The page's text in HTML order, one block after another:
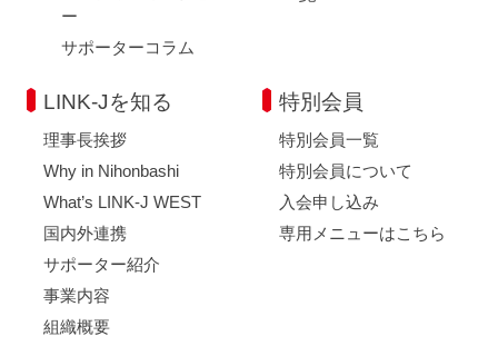
ー
サポーターコラム
LINK-Jを知る
理事長挨拶
Why in Nihonbashi
What’s LINK-J WEST
国内外連携
サポーター紹介
事業内容
組織概要
特別会員
特別会員一覧
特別会員について
入会申し込み
専用メニューはこちら